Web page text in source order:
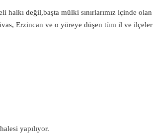
halkı değil,başta mülki sınırlarımız içinde olan
Erzincan ve o yöreye düşen tüm il ve ilçeler
yapılıyor.